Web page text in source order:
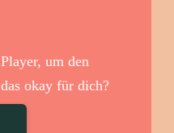
um den
okay für dich?